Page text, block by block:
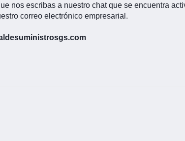
nos escribas a nuestro chat que se encuentra
correo electrónico empresarial.